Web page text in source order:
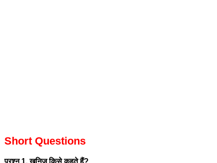
Short Questions
प्रश्न 1. खनिज किसे कहते हैं?